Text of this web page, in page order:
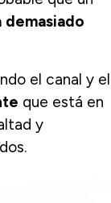
demasiado
el canal y el
que está en
y